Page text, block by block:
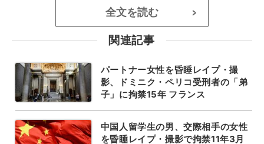
全文を読む >
関連記事
パートナー女性を昏睡レイプ・撮
影、ドミニク・ペリコ受刑者の「弟
子」に拘禁15年 フランス
中国人留学生の男、交際相手の女性
を昏睡レイプ・撮影で拘禁11年3月